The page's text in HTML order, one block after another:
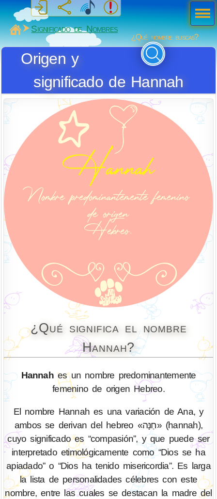
MiSabueso
Significado de Nombres
¿Qué nombre buscas?
Origen y
significado de Hannah
¿Qué significa el nombre
Hannah?
Hannahes un nombre predominantemente
femenino de origen Hebreo.
El nombre Hannah es una variación de Ana, y
ambos se derivan del hebreo «חַנָּה» (hannah),
cuyo significado es “compasión”, y que puede ser
interpretado etimológicamente como “Dios se ha
apiadado” o “Dios ha tenido misericordia”. Es larga
la lista de personalidades célebres con este
nombre, entre las cuales se destacan la madre del
Men
ú